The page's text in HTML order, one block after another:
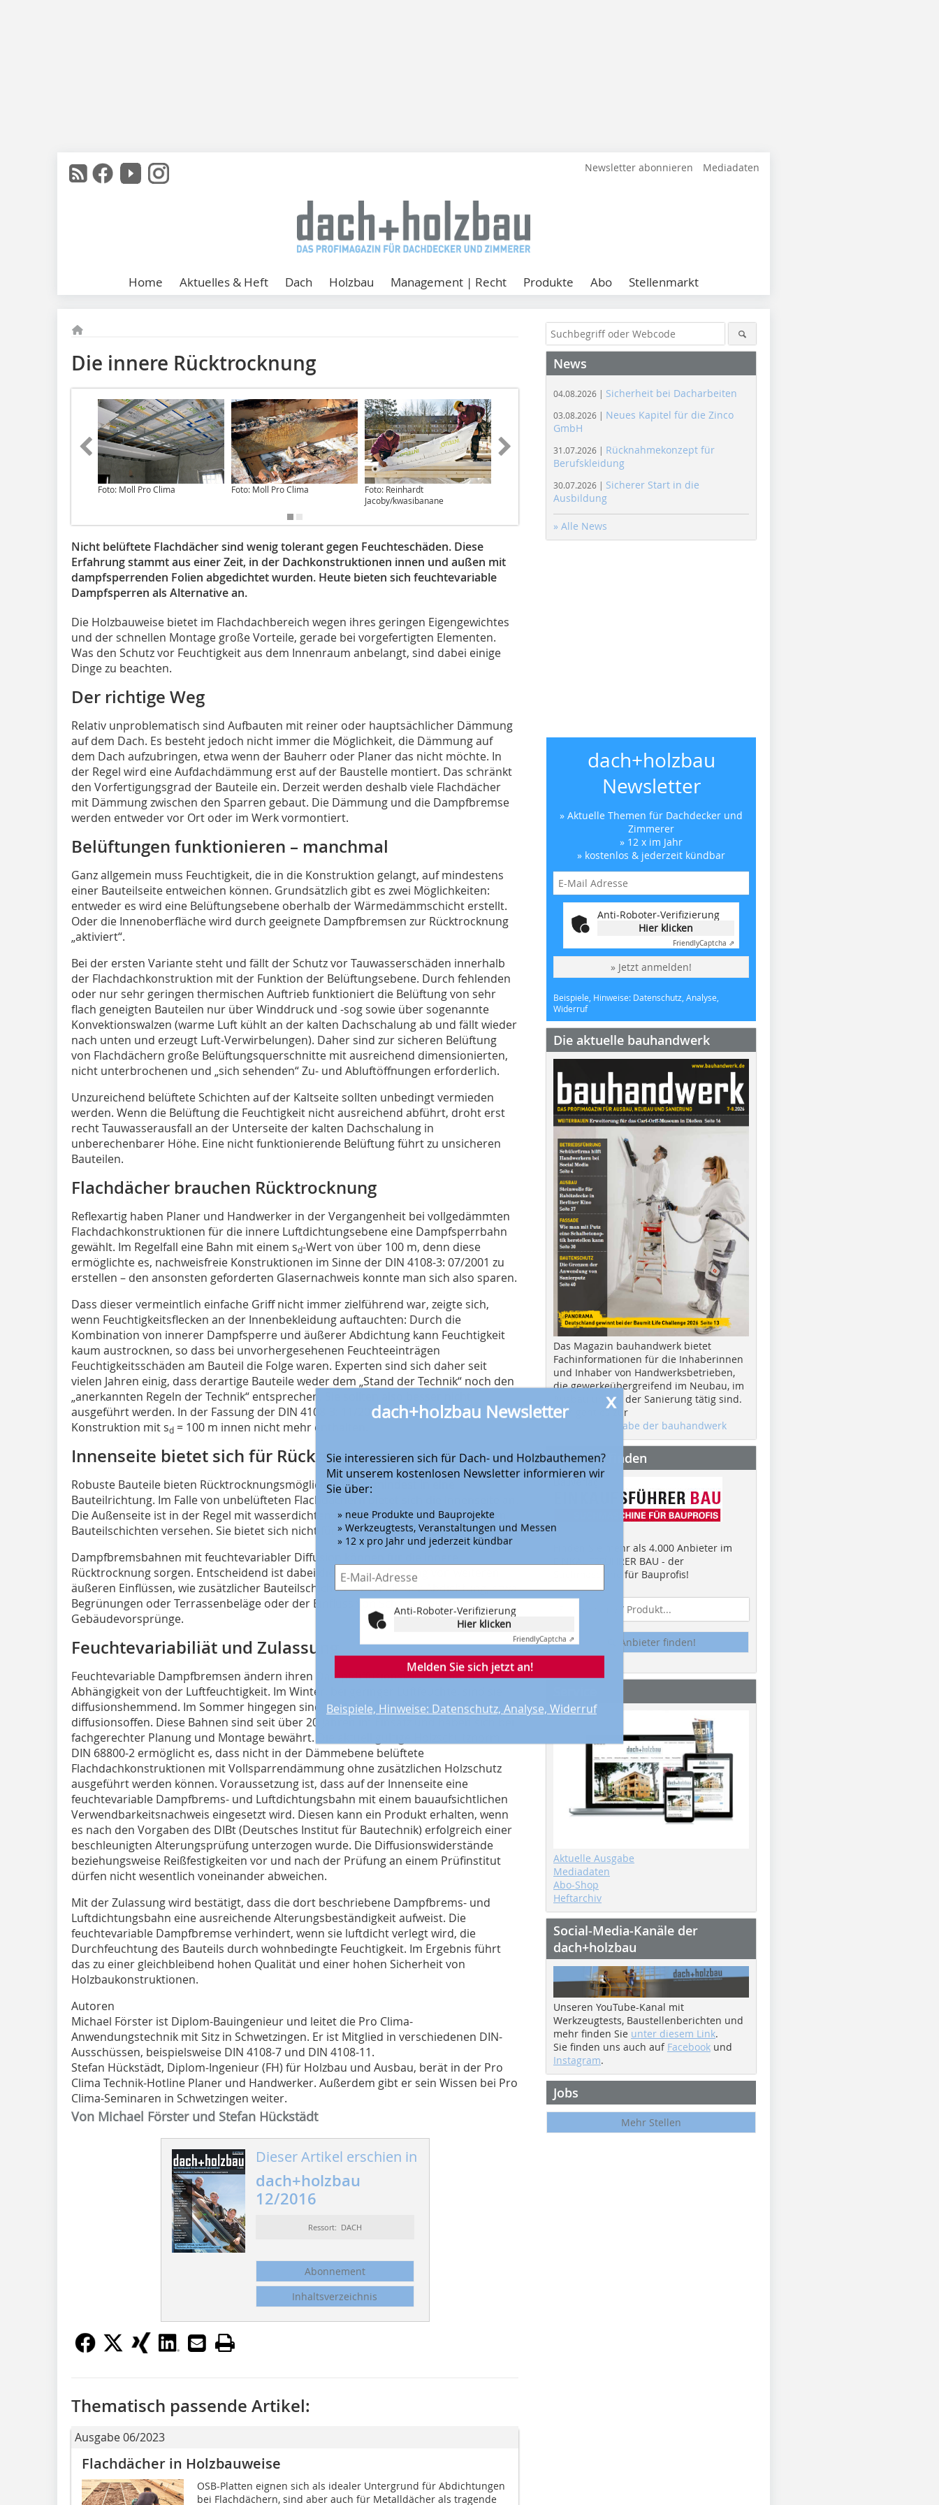
Newsletter abonnieren Mediadaten
Home Aktuelles & Heft Dach Holzbau Management | Recht Produkte Abo Stellenmarkt
Die innere Rücktrocknung
Foto: Moll Pro Clima Foto: Moll Pro Clima
Foto: Reinhardt
Jacoby/kwasibanane
Grafik: Moll Pro Clima Grafik: Moll Pro Clima
Nicht belüftete Flachdächer sind wenig tolerant gegen Feuchteschäden. Diese
Erfahrung stammt aus einer Zeit, in der Dachkonstruktionen innen und außen mit
dampfsperrenden Folien abgedichtet wurden. Heute bieten sich feuchtevariable
Dampfsperren als Alternative an.
Die Holzbauweise bietet im Flachdachbereich wegen ihres geringen Eigengewichtes
und der schnellen Montage große Vorteile, gerade bei vorgefertigten Elementen.
Was den Schutz vor Feuchtigkeit aus dem Innenraum anbelangt, sind dabei einige
Dinge zu beachten.
Der richtige Weg
Relativ unproblematisch sind Aufbauten mit reiner oder hauptsächlicher Dämmung
auf dem Dach. Es besteht jedoch nicht immer die Möglichkeit, die Dämmung auf
dem Dach aufzubringen, etwa wenn der Bauherr oder Planer das nicht möchte. In
der Regel wird eine Aufdachdämmung erst auf der Baustelle montiert. Das schränkt
den Vorfertigungsgrad der Bauteile ein. Derzeit werden deshalb viele Flachdächer
mit Dämmung zwischen den Sparren gebaut. Die Dämmung und die Dampfbremse
werden entweder vor Ort oder im Werk vormontiert.
Belüftungen funktionieren – manchmal
Ganz allgemein muss Feuchtigkeit, die in die Konstruktion gelangt, auf mindestens
einer Bauteilseite entweichen können. Grundsätzlich gibt es zwei Möglichkeiten:
entweder es wird eine Belüftungsebene oberhalb der Wärmedämmschicht erstellt.
Oder die Innenoberfläche wird durch geeignete Dampfbremsen zur Rücktrocknung
„aktiviert“.
Bei der ersten Variante steht und fällt der Schutz vor Tauwasserschäden innerhalb
der Flachdachkonstruktion mit der Funktion der Belüftungsebene. Durch fehlenden
oder nur sehr geringen thermischen Auftrieb funktioniert die Belüftung von sehr
flach geneigten Bauteilen nur über Winddruck und -sog sowie über sogenannte
Konvektionswalzen (warme Luft kühlt an der kalten Dachschalung ab und fällt wieder
nach unten und erzeugt Luft-Verwirbelungen). Daher sind zur sicheren Belüftung
von Flachdächern große Belüftungsquerschnitte mit ausreichend dimensionierten,
nicht unterbrochenen und „sich sehenden“ Zu- und Abluftöffnungen erforderlich.
Unzureichend belüftete Schichten auf der Kaltseite sollten unbedingt vermieden
werden. Wenn die Belüftung die Feuchtigkeit nicht ausreichend abführt, droht erst
recht Tauwasserausfall an der Unterseite der kalten Dachschalung in
unberechenbarer Höhe. Eine nicht funktionierende Belüftung führt zu unsicheren
Bauteilen.
Flachdächer brauchen Rücktrocknung
Reflexartig haben Planer und Handwerker in der Vergangenheit bei vollgedämmten
Flachdachkonstruktionen für die innere Luftdichtungsebene eine Dampfsperrbahn
gewählt. Im Regelfall eine Bahn mit einem sd-Wert von über 100 m, denn diese
ermöglichte es, nachweisfreie Konstruktionen im Sinne der DIN 4108-3: 07/2001 zu
erstellen – den ansonsten geforderten Glasernachweis konnte man sich also sparen.
Dass dieser vermeintlich einfache Griff nicht immer zielführend war, zeigte sich,
wenn Feuchtigkeitsflecken an der Innenbekleidung auftauchten: Durch die
Kombination von innerer Dampfsperre und äußerer Abdichtung kann Feuchtigkeit
kaum austrocknen, so dass bei unvorhergesehenen Feuchteeinträgen
Feuchtigkeitsschäden am Bauteil die Folge waren. Experten sind sich daher seit
vielen Jahren einig, dass derartige Bauteile weder dem „Stand der Technik“ noch den
„anerkannten Regeln der Technik“ entsprechen. Sie sollten also besser nicht
ausgeführt werden. In der Fassung der DIN 4108-3: 11/2014 ist die nachweisfreie
Konstruktion mit sd = 100 m innen nicht mehr enthalten.
Innenseite bietet sich für Rücktrocknung an
Robuste Bauteile bieten Rücktrocknungsmöglichkeiten zumindest in eine
Bauteilrichtung. Im Falle von unbelüfteten Flachdächern bietet sich die Innenseite an.
Die Außenseite ist in der Regel mit wasserdichten und stark diffusionshemmenden
Bauteilschichten versehen. Sie bietet sich nicht für eine Trocknungsschicht an.
Dampfbremsbahnen mit feuchtevariabler Diffusion können für die innere
Rücktrocknung sorgen. Entscheidend ist dabei die Berücksichtigung von weiteren
äußeren Einflüssen, wie zusätzlicher Bauteilschichten oberhalb der Abdichtung, etwa
Begrünungen oder Terrassenbeläge oder der Einfluss von Schatten durch
Gebäudevorsprünge.
Feuchtevariabiliät und Zulassung
Feuchtevariable Dampfbremsen ändern ihren Dampfdiffusionswiderstand in
Abhängigkeit von der Luftfeuchtigkeit. Im Winter, bei geringer Luftfeuchte, sind sie
diffusionshemmend. Im Sommer hingegen sind sie, bei hoher Luftfeuchte,
diffusionsoffen. Diese Bahnen sind seit über 20 Jahren im Einsatz und haben sich bei
fachgerechter Planung und Montage bewährt. Die aktuell gültige Holzschutznorm
DIN 68800-2 ermöglicht es, dass nicht in der Dämmebene belüftete
Flachdachkonstruktionen mit Vollsparrendämmung ohne zusätzlichen Holzschutz
ausgeführt werden können. Voraussetzung ist, dass auf der Innenseite eine
feuchtevariable Dampfbrems- und Luftdichtungsbahn mit einem bauaufsichtlichen
Verwendbarkeitsnachweis eingesetzt wird. Diesen kann ein Produkt erhalten, wenn
es nach den Vorgaben des DIBt (Deutsches Institut für Bautechnik) erfolgreich einer
beschleunigten Alterungsprüfung unterzogen wurde. Die Diffusionswiderstände
beziehungsweise Reißfestigkeiten vor und nach der Prüfung an einem Prüfinstitut
dürfen nicht wesentlich voneinander abweichen.
Mit der Zulassung wird bestätigt, dass die dort beschriebene Dampfbrems- und
Luftdichtungsbahn eine ausreichende Alterungsbeständigkeit aufweist. Die
feuchtevariable Dampfbremse verhindert, wenn sie luftdicht verlegt wird, die
Durchfeuchtung des Bauteils durch wohnbedingte Feuchtigkeit. Im Ergebnis führt
das zu einer gleichbleibend hohen Qualität und einer hohen Sicherheit von
Holzbaukonstruktionen.
Autoren
Michael Förster ist Diplom-Bauingenieur und leitet die Pro Clima-
Anwendungstechnik mit Sitz in Schwetzingen. Er ist Mitglied in verschiedenen DIN-
Ausschüssen, beispielsweise DIN 4108-7 und DIN 4108-11.
Stefan Hückstädt, Diplom-Ingenieur (FH) für Holzbau und Ausbau, berät in der Pro
Clima Technik-Hotline Planer und Handwerker. Außerdem gibt er sein Wissen bei Pro
Clima-Seminaren in Schwetzingen weiter.
Von Michael Förster und Stefan Hückstädt
Dieser Artikel erschien in
dach+holzbau
12/2016
Ressort: DACH
Abonnement
Inhaltsverzeichnis
x
dach+holzbau Newsletter
Sie interessieren sich für Dach- und Holzbauthemen?
Mit unserem kostenlosen Newsletter informieren wir
Sie über:
» neue Produkte und Bauprojekte
» Werkzeugtests, Veranstaltungen und Messen
» 12 x pro Jahr und jederzeit kündbar
Anti-Roboter-Verifizierung
Hier klicken
FriendlyCaptcha ⇗
Melden Sie sich jetzt an!
Beispiele, Hinweise: Datenschutz, Analyse, Widerruf
Thematisch passende Artikel:
Ausgabe 06/2023
Flachdächer in Holzbauweise
OSB-Platten eignen sich als idealer Untergrund für Abdichtungen
bei Flachdächern, sind aber auch für Metalldächer als tragende
News
04.08.2026 | Sicherheit bei Dacharbeiten
03.08.2026 | Neues Kapitel für die Zinco
GmbH
31.07.2026 | Rücknahmekonzept für
Berufskleidung
30.07.2026 | Sicherer Start in die
Ausbildung
» Alle News
dach+holzbau
Newsletter
» Aktuelle Themen für Dachdecker und
Zimmerer
» 12 x im Jahr
» kostenlos & jederzeit kündbar
Anti-Roboter-Verifizierung
Hier klicken
FriendlyCaptcha ⇗
» Jetzt anmelden!
Beispiele, Hinweise: Datenschutz, Analyse,
Widerruf
Die aktuelle bauhandwerk
Das Magazin bauhandwerk bietet
Fachinformationen für die Inhaberinnen
und Inhaber von Handwerksbetrieben,
die gewerkeübergreifend im Neubau, im
Ausbau und in der Sanierung tätig sind.
Hier geht es zur
aktuellen Ausgabe der bauhandwerk
Anbieter finden
Finden Sie mehr als 4.000 Anbieter im
EINKAUFSFÜHRER BAU - der
Suchmaschine für Bauprofis!
Anbieter finden!
Aktuelle Ausgabe
Mediadaten
Abo-Shop
Heftarchiv
Social-Media-Kanäle der
dach+holzbau
Unseren YouTube-Kanal mit
Werkzeugtests, Baustellenberichten und
mehr finden Sie unter diesem Link.
Sie finden uns auch auf Facebook und
Instagram.
Jobs
Mehr Stellen